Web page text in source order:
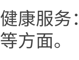
健康服务
等方面。